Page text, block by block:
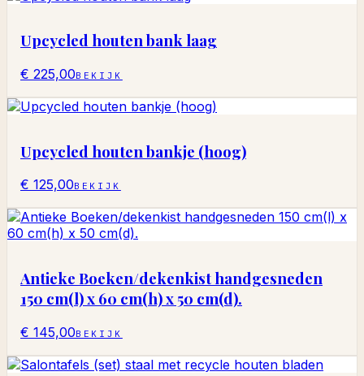
Upcycled houten bank laag
€ 225,00BEKIJK
Upcycled houten bankje (hoog)
€ 125,00BEKIJK
Antieke Boeken/dekenkist handgesneden
150 cm(l) x 60 cm(h) x 50 cm(d).
€ 145,00BEKIJK